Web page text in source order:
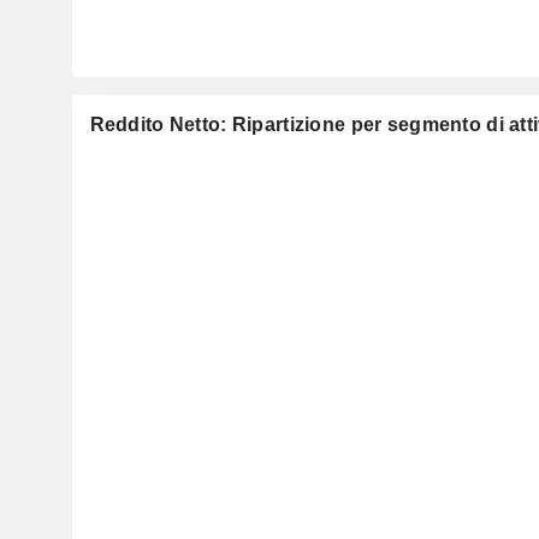
Reddito Netto: Ripartizione per segmento di